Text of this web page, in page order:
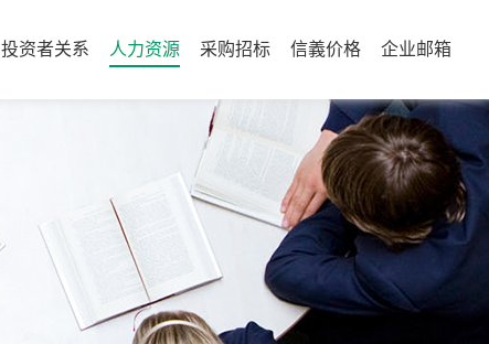
投资者关系 人力资源 采购招标 信義价格 企业邮箱